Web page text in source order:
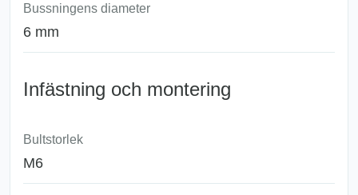
Bussningens diameter
6 mm
Infästning och montering
Bultstorlek
M6